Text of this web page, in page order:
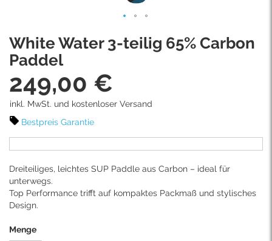
White Water 3-teilig 65% Carbon
Paddel
249,00 €
inkl. MwSt. und kostenloser Versand
Bestpreis Garantie
Dreiteiliges, leichtes SUP Paddle aus Carbon – ideal für
unterwegs.
Top Performance trifft auf kompaktes Packmaß und stylisches
Design.
Menge
to
the
beginning
of
the
images
gallery